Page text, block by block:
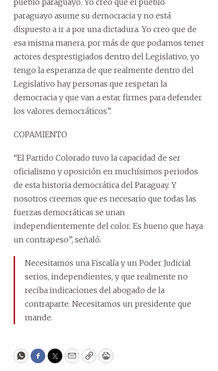
paraguayo asume su democracia y no está
dispuesto a ir a por una dictadura. Yo creo que de
esa misma manera, por más de que podamos tener
actores desprestigiados dentro del Legislativo, yo
tengo la esperanza de que realmente dentro del
Legislativo hay personas que respetan la
democracia y que van a estar firmes para defender
los valores democráticos”.
COPAMIENTO
“El Partido Colorado tuvo la capacidad de ser
oficialismo y oposición en muchísimos periodos
de esta historia democrática del Paraguay. Y
nosotros creemos que es necesario que todas las
fuerzas democráticas se unan
independientemente del color. Es bueno que haya
un contrapeso”, señaló.
Necesitamos una Fiscalía y un Poder Judicial
serios, independientes, y que realmente no
reciba indicaciones del abogado de la
contraparte. Necesitamos un presidente que
mande.
WhatsApp
Facebook
Twitter
EmailCopyPrint